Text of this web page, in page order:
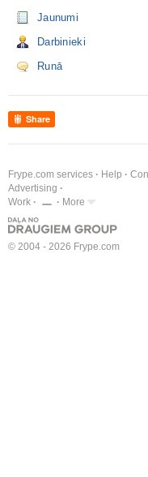
Jaunumi
Darbinieki
Runā
Share
Frype.com services Help
Advertising
Work
More
© 2004 - 2026 Frype.com